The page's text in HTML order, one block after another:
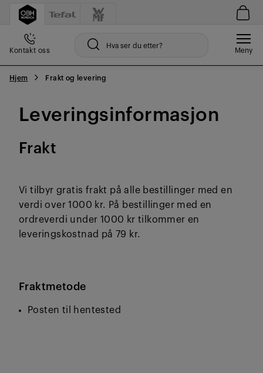
Kontakt oss Meny
Hjem Frakt og levering
Leveringsinformasjon
Frakt
Vi tilbyr gratis frakt på alle bestillinger med en
verdi over 1000 kr. På bestillinger med en
ordreverdi under 1000 kr tilkommer en
leveringskostnad på 79 kr.
Fraktmetode
Posten til hentested